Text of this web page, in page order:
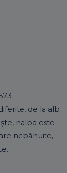
de la alb
nalba este
nebănuite,